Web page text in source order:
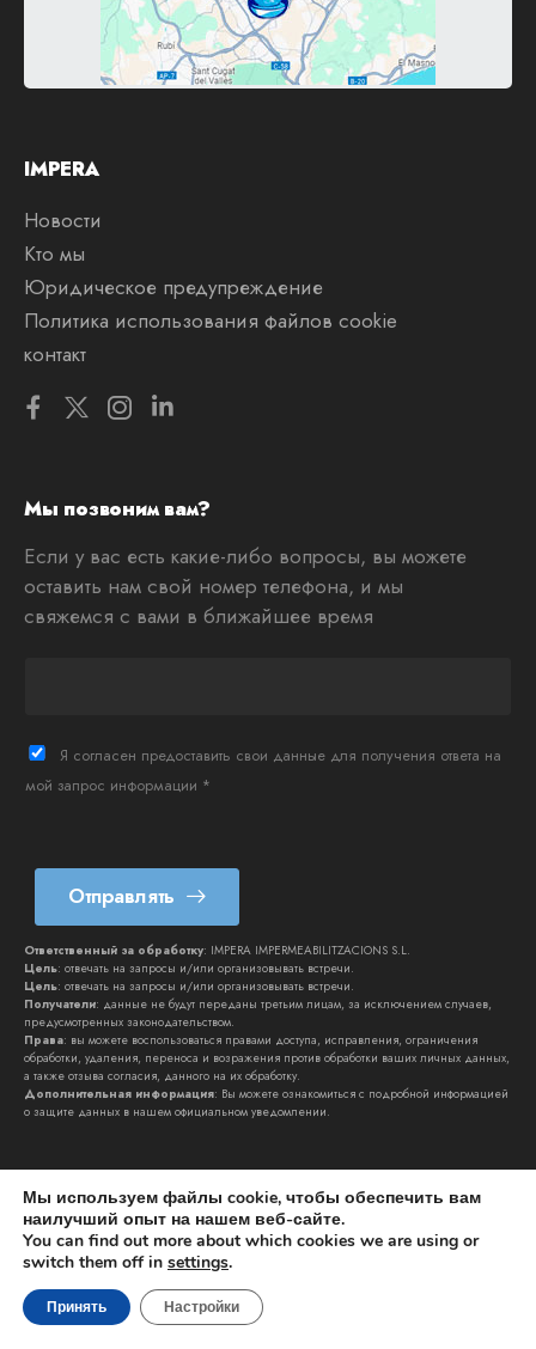
IMPERA
Новости
Кто мы
Юридическое предупреждение
Политика использования файлов cookie
контакт
Мы позвоним вам?
Если у вас есть какие-либо вопросы, вы можете
оставить нам свой номер телефона, и мы
свяжемся с вами в ближайшее время
è
Я согласен предоставить свои данные для получения ответа на
мой запрос информации *
Отправлять
Ответственный за обработку: IMPERA IMPERMEABILITZACIONS S.L.
Цель: отвечать на запросы и/или организовывать встречи.
Цель: отвечать на запросы и/или организовывать встречи.
Получатели: данные не будут переданы третьим лицам, за исключением случаев,
предусмотренных законодательством.
Права: вы можете воспользоваться правами доступа, исправления, ограничения
обработки, удаления, переноса и возражения против обработки ваших личных данных,
а также отзыва согласия, данного на их обработку.
Дополнительная информация: Вы можете ознакомиться с подробной информацией
о защите данных в нашем официальном уведомлении.
IMPERA IMPERMEABILITZACIONS SL © 2026. Все права
защищены | к
Мы используем файлы cookie, чтобы обеспечить вам
наилучший опыт на нашем веб-сайте.
You can find out more about which cookies we are using or
switch them off in settings.
Принять Настройки